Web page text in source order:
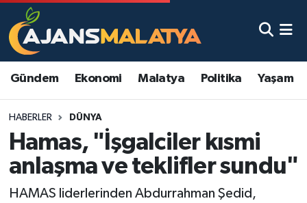
Gündem Ekonomi Malatya Politika Yaşam
HABERLER DÜNYA
Hamas, "İşgalciler kısmi
anlaşma ve teklifler sundu"
HAMAS liderlerinden Abdurrahman Şedid,
Asayiş
Eğitim
Ekonomi
Gündem
Malatya Nöbetçi Eczaneler
Malatya Namaz Vakitleri
Malatya Trafik Yoğunluk Haritası
TFF 3.Lig 2.Grup Puan Durumu ve Fikstür